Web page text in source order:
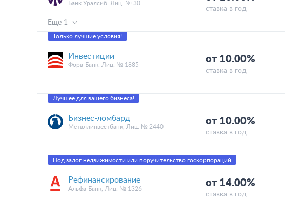
Банк Уралсиб, Лиц. № 30
ставка в год
Еще 1
Только лучшие условия!
Инвестиции
Фора-Банк, Лиц. № 1885
от 10.00%
ставка в год
Лучшее для вашего бизнеса!
Бизнес-ломбард
Металлинвестбанк, Лиц. № 2440
от 10.00%
ставка в год
Под залог недвижимости или поручительство госкорпораций
Рефинансирование
Альфа-Банк, Лиц. № 1326
от 14.00%
ставка в год